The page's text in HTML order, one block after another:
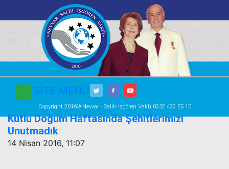
SİTE MENÜ
Kutlu Doğum Haftasında Şehitlerimizi
Unutmadık
14 Nisan 2016, 11:07
Copyright 2016© Nevvar - Salih İşgören Vakfı 0232 422 55 10